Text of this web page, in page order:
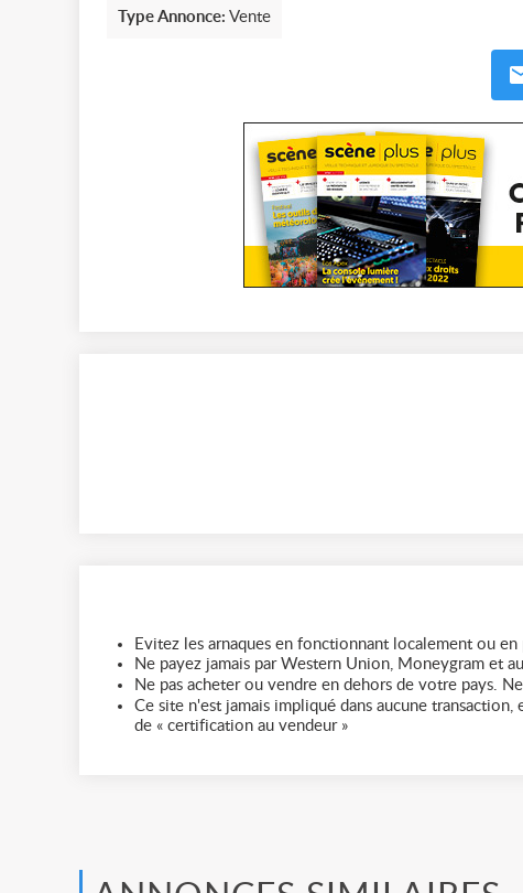
Type Annonce: Vente
Evitez les arnaques en fonctionnant localement ou en
Ne payez jamais par Western Union, Moneygram et
Ne pas acheter ou vendre en dehors de votre pays.
Ce site n'est jamais impliqué dans aucune
de « certification au vendeur »